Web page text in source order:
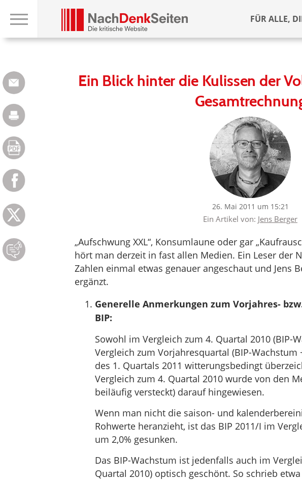
FÜR ALLE,
Ein Blick hinter die Kulissen der
26. Mai 2011 um 15:21
Ein Artikel von: Jens Berger
„Aufschwung XXL“, Konsumlaune oder gar
hört man derzeit in fast allen Medien. Ein Leser der
Zahlen einmal etwas genauer angeschaut und Jens
ergänzt.
Generelle Anmerkungen zum Vorjahres-
BIP:
Sowohl im Vergleich zum 4. Quartal 2010 (BIP-
Vergleich zum Vorjahresquartal (BIP-Wachstum
des 1. Quartals 2011 witterungsbedingt
Vergleich zum 4. Quartal 2010 wurde von den
beiläufig versteckt) darauf hingewiesen.
Wenn man nicht die saison- und
Rohwerte heranzieht, ist das BIP 2011/I im
um 2,0% gesunken.
Das BIP-Wachstum ist jedenfalls auch im
Quartal 2010) optisch geschönt. So schrieb